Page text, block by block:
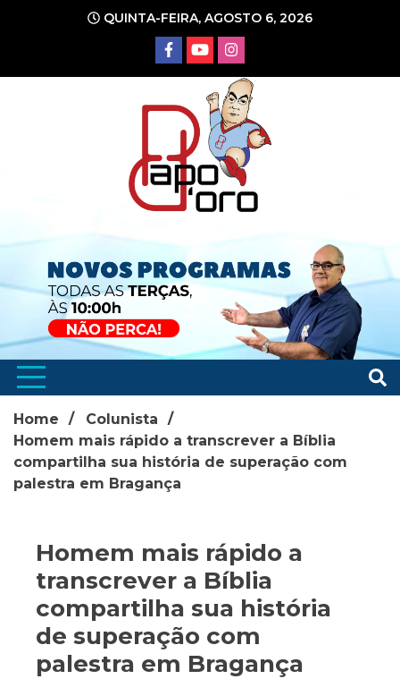
conteúdo
QUINTA-FEIRA, AGOSTO 6, 2026
Home
Colunista
Homem mais rápido a transcrever a Bíblia
compartilha sua história de superação com
palestra em Bragança
Homem mais rápido a
transcrever a Bíblia
compartilha sua história
de superação com
palestra em Bragança